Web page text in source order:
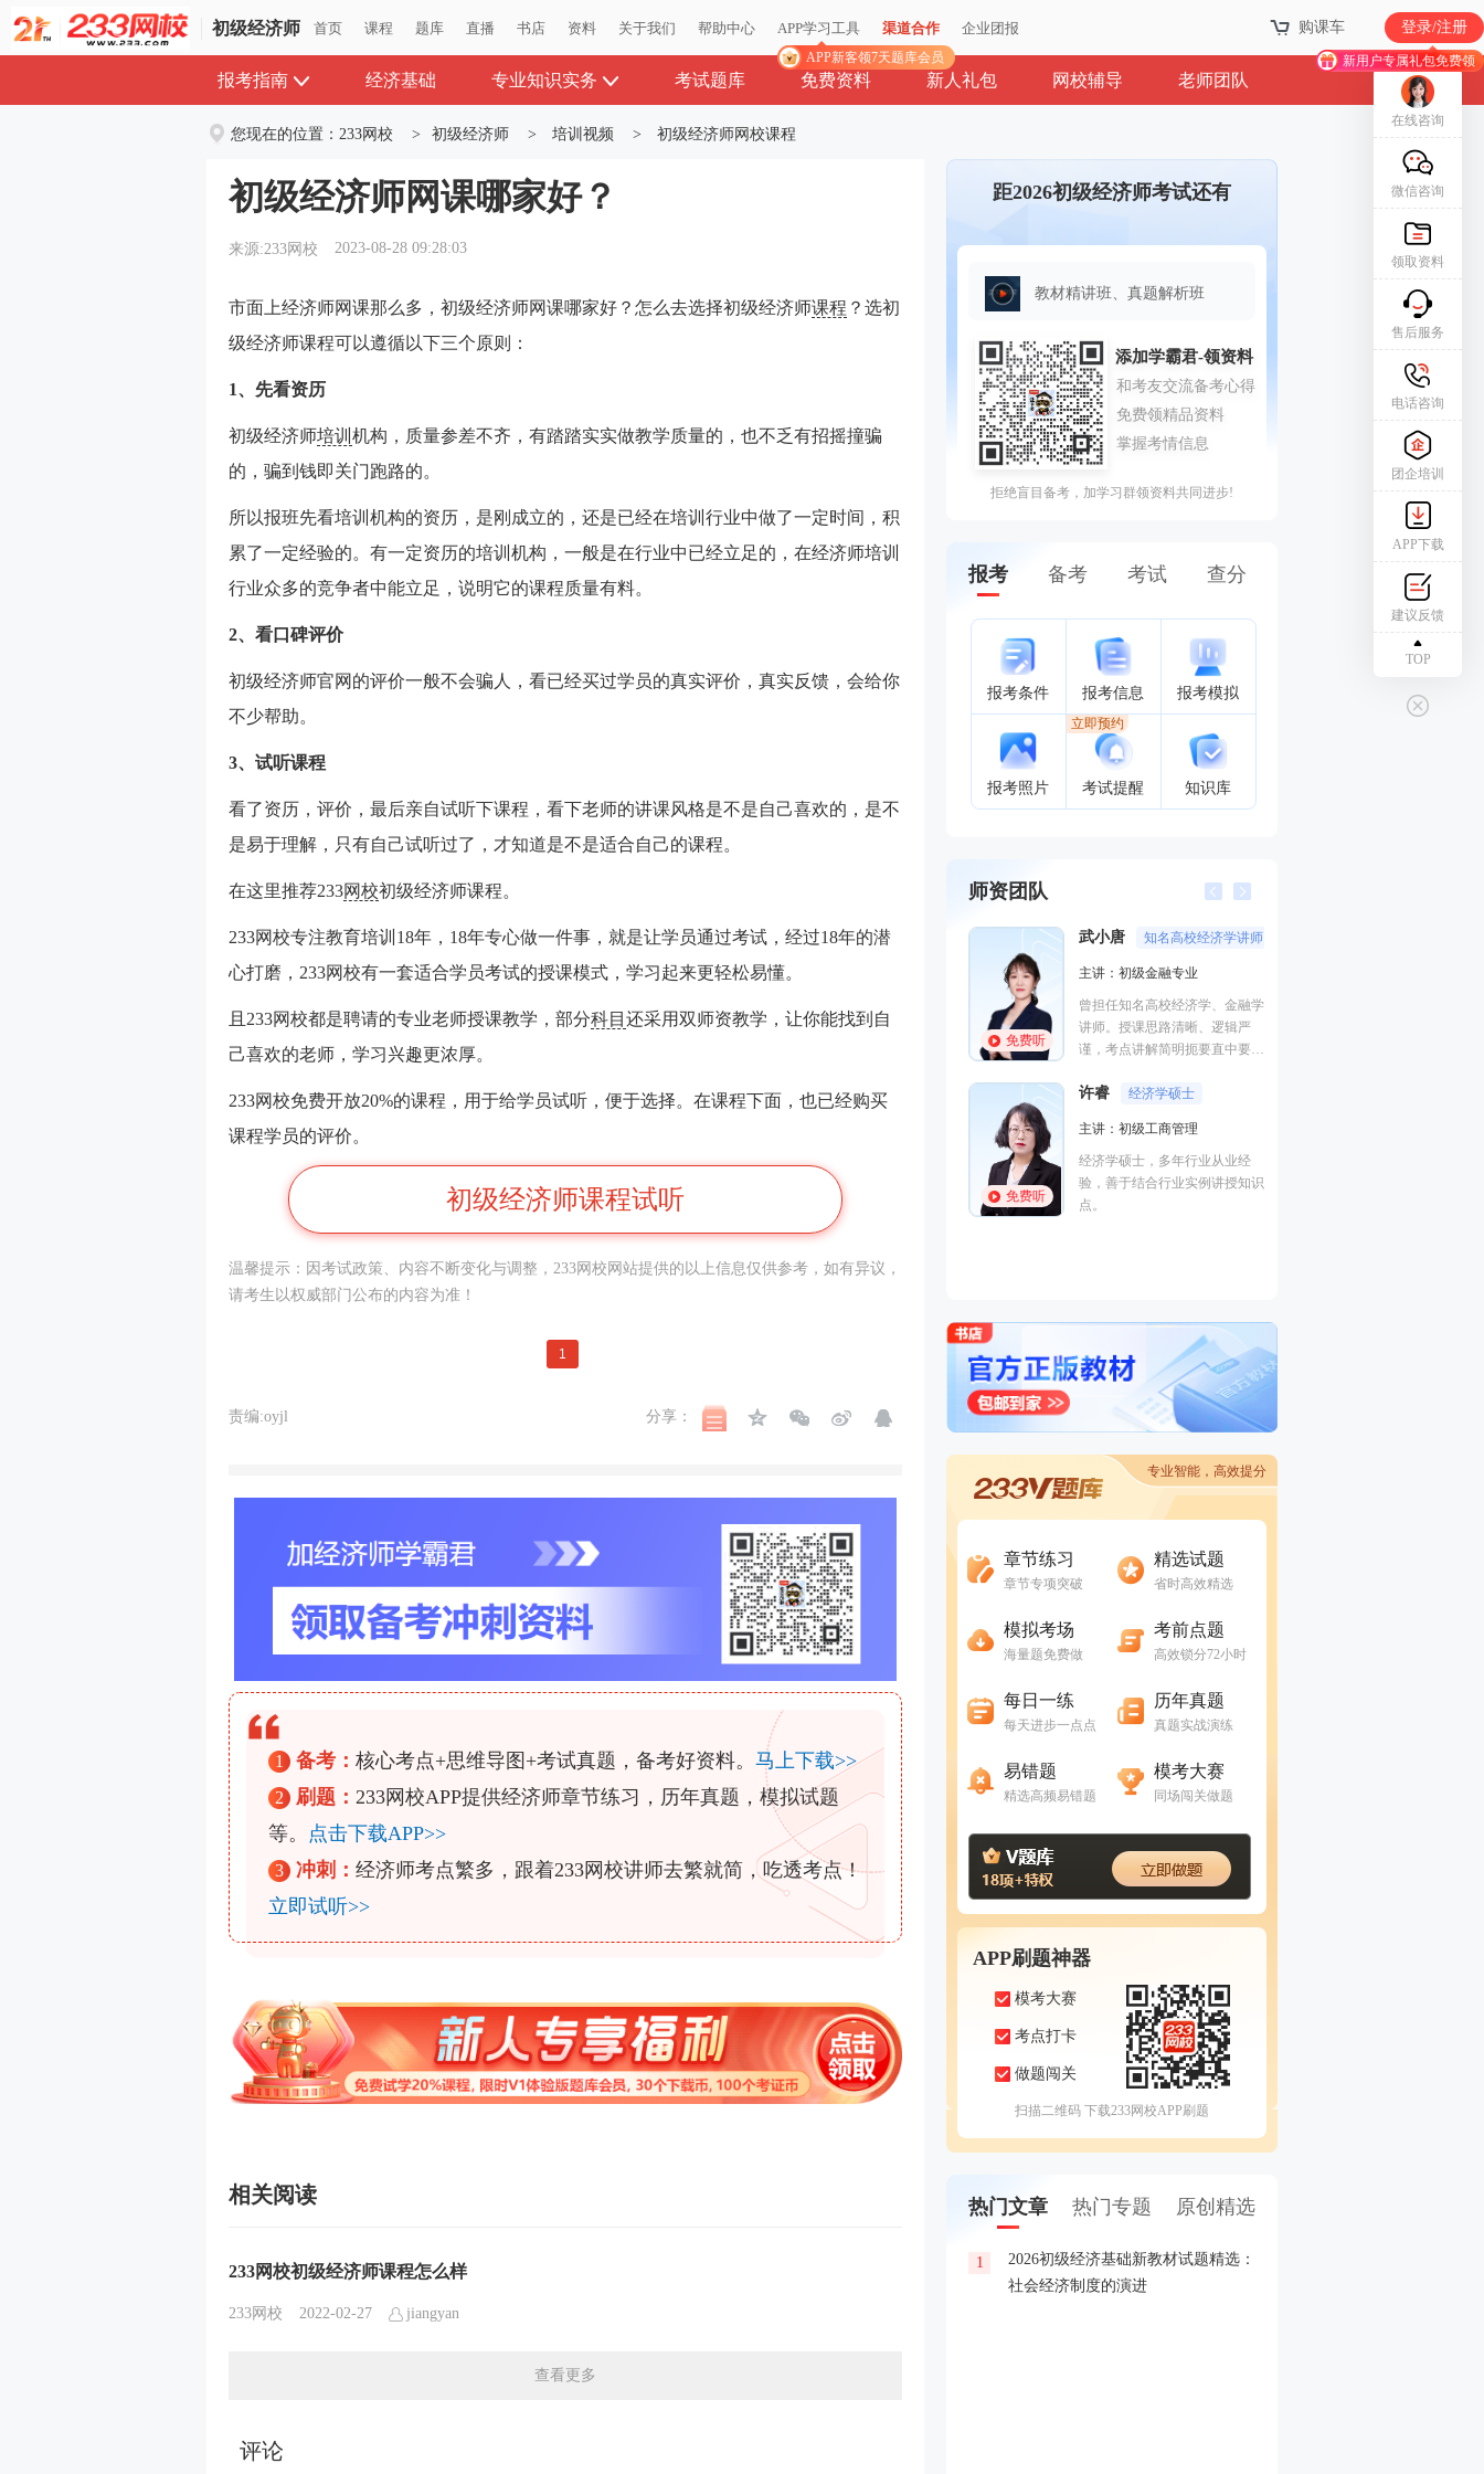
初级经济师 首页 课程 题库 直播 书店 资料 关于我们 帮助中心 APP学习工具
APP新客领7天题库会员
渠道合作 企业团报 购课车 登录/注册
新用户专属礼包免费领
报考指南 经济基础 专业知识实务 考试题库 免费资料 新人礼包 网校辅导 老师团队
您现在的位置： 233网校 > 初级经济师 > 培训视频 > 初级经济师网校课程
初级经济师网课哪家好？
来源:233网校 2023-08-28 09:28:03
市面上经济师网课那么多， 初级经济师网课哪家好？ 怎么去选择初级经济师课程 ？选初
级经济师课程可以遵循以下三个原则：
1、先看资历
初级经济师培训 机构，质量参差不齐，有踏踏实实做教学质量的，也不乏有招摇撞骗
的，骗到钱即关门跑路的。
所以报班先看培训机构的资历，是刚成立的，还是已经在培训行业中做了一定时间，积
累了一定经验的。有一定资历的培训机构，一般是在行业中已经立足的，在经济师培训
行业众多的竞争者中能立足，说明它的课程质量有料。
2、看口碑评价
初级经济师官网的评价一般不会骗人，看已经买过学员的真实评价，真实反馈，会给你
不少帮助。
3、试听课程
看了资历，评价，最后亲自试听下课程，看下老师的讲课风格是不是自己喜欢的，是不
是易于理解，只有自己试听过了，才知道是不是适合自己的课程。
在这里推荐233网校初级经济师课程。
233网校专注教育培训18年，18年专心做一件事，就是让学员通过考试，经过18年的潜
心打磨，233网校有一套适合学员考试的授课模式，学习起来更轻松易懂。
且233网校都是聘请的专业老师授课教学，部分科目 还采用双师资教学，让你能找到自
己喜欢的老师，学习兴趣更浓厚。
233网校免费开放20%的课程，用于给学员试听，便于选择。在课程下面，也已经购买
课程学员的评价。
初级经济师课程试听
温馨提示：因考试政策、内容不断变化与调整，233网校网站提供的以上信息仅供参考，如有异议，
请考生以权威部门公布的内容为准！
1
责编:oyjl 分享：
1 备考： 核心考点+思维导图+考试真题，备考好资料。 马上下载>>
2 刷题： 233网校APP提供经济师章节练习，历年真题，模拟试题
等。 点击下载APP>>
3 冲刺： 经济师考点繁多，跟着233网校讲师去繁就简，吃透考点！
立即试听>>
相关阅读
233网校初级经济师课程怎么样
233网校 2022-02-27 jiangyan
查看更多
距2026初级经济师考试还有
教材精讲班、真题解析班
拒绝盲目备考，加学习群领资料共同进步!
报考 备考 考试 查分
报考条件 报考信息 报考模拟
报考照片 考试提醒
立即预约
知识库
师资团队
免费听
武小唐 知名高校经济学讲师
主讲：初级金融专业
曾担任知名高校经济学、金融学
讲师。授课思路清晰、逻辑严
谨，考点讲解简明扼要直中要
免费听
许睿 经济学硕士
主讲：初级工商管理
经济学硕士，多年行业从业经
验，善于结合行业实例讲授知识
点。
专业智能，高效提分
章节练习
章节专项突破
精选试题
省时高效精选
模拟考场
海量题免费做
考前点题
高效锁分72小时
每日一练
每天进步一点点
历年真题
真题实战演练
易错题
精选高频易错题
模考大赛
同场闯关做题
APP刷题神器
模考大赛
考点打卡
做题闯关
扫描二维码 下载233网校APP刷题
热门文章 热门专题 原创精选
1
2026初级经济基础新教材试题精选：
社会经济制度的演进
在线咨询
微信咨询
领取资料
售后服务
电话咨询
团企培训
APP下载
建议反馈
TOP